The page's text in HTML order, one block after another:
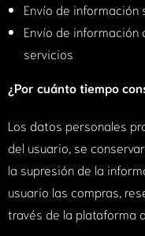
Envío de
Envío de
servicios
¿Por cuánto tiempo
Los datos personales
del usuario, se
la supresión de la
usuario las compras,
través de la plataforma